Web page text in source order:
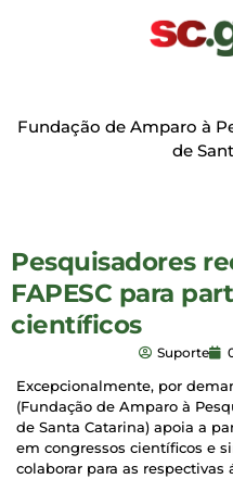
Fundação de Amparo à
de
Pesquisadores
FAPESC para
científicos
Suporte
Excepcionalmente, por
(Fundação de Amparo à
de Santa Catarina) apoia a
em congressos científicos e
colaborar para as